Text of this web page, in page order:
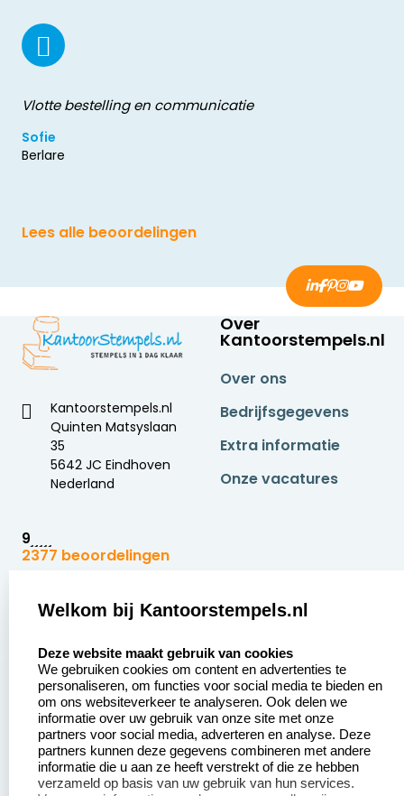
Vlotte bestelling en communicatie
Sofie
Berlare
Lees alle beoordelingen
Kantoorstempels.nl
Quinten Matsyslaan
35
5642 JC Eindhoven
Nederland
9
2377 beoordelingen
Over
Kantoorstempels.nl
Over ons
Bedrijfsgegevens
Extra informatie
Onze vacatures
Zakelijk:
Aanvraag op maat
Betaling &
Verzending
Wederverkoper
worden
Sale
Klantenservice:
Contact opnemen
Veel gestelde vragen
Retourneren
Herroepingsrecht
Welkom bij Kantoorstempels.nl
Deze website maakt gebruik van cookies
We gebruiken cookies om content en advertenties te
personaliseren, om functies voor social media te bieden en
om ons websiteverkeer te analyseren. Ook delen we
informatie over uw gebruik van onze site met onze
partners voor social media, adverteren en analyse. Deze
partners kunnen deze gegevens combineren met andere
informatie die u aan ze heeft verstrekt of die ze hebben
verzameld op basis van uw gebruik van hun services.